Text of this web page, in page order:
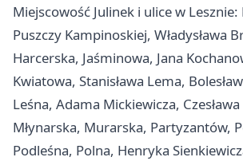
Miejscowość Julinek i ulice w
Puszczy Kampinoskiej, Władysława
Harcerska, Jaśminowa, Jana
Kwiatowa, Stanisława Lema,
Leśna, Adama Mickiewicza, Czesława
Młynarska, Murarska, Partyzantów,
Podleśna, Polna, Henryka